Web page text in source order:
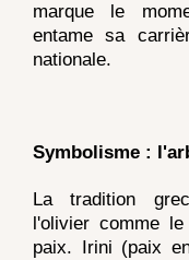
marque le
entame sa
nationale.
Symbolisme :
La tradition
l'olivier comme
paix. Irini (paix